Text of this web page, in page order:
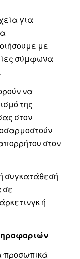
για
με
σύμφωνα
να
της
στον
στον
συγκατάθεσή
σε
ή
προσωπικά